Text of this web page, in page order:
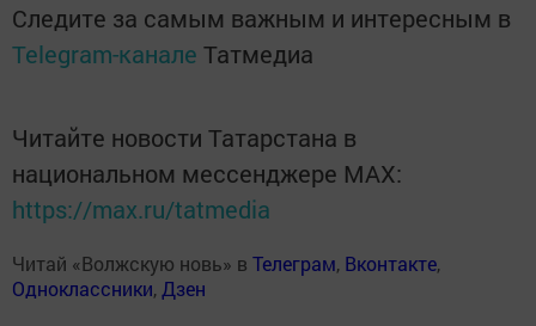
Следите за самым важным и интересным в
Telegram-канале Татмедиа
Читайте новости Татарстана в
национальном мессенджере MАХ:
https://max.ru/tatmedia
Читай «Волжскую новь» в Телеграм, Вконтакте,
Одноклассники, Дзен